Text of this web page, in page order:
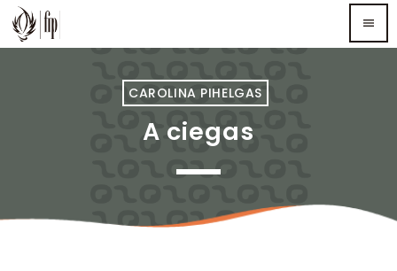
menu
Sorry, there is nothing for the moment.
CAROLINA PIHELGAS
A ciegas